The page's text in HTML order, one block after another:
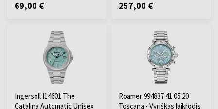
69,00 € 257,00 €
Ingersoll I14601 The
Catalina Automatic Unisex
Roamer 994837 41 05 20
Toscana - Vyriškas laikrodis